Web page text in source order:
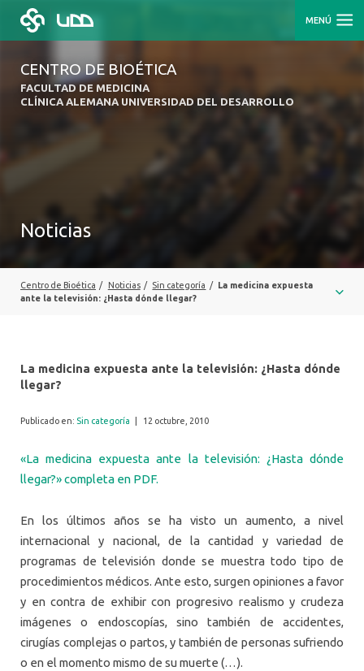
MENÚ
CENTRO DE BIOÉTICA
FACULTAD DE MEDICINA
CLÍNICA ALEMANA UNIVERSIDAD DEL DESARROLLO
Noticias
Centro de Bioética / Noticias / Sin categoría /
La medicina expuesta
ante la televisión: ¿Hasta dónde llegar?
La medicina expuesta ante la televisión: ¿Hasta dónde
llegar?
Publicado en: Sin categoría 12 octubre, 2010
«La medicina expuesta ante la televisión: ¿Hasta dónde
llegar?» completa en PDF.
En los últimos años se ha visto un aumento, a nivel
internacional y nacional, de la cantidad y variedad de
programas de televisión donde se muestra todo tipo de
procedimientos médicos. Ante esto, surgen opiniones a favor
y en contra de exhibir con progresivo realismo y crudeza
imágenes o endoscopías, sino también de accidentes,
cirugías complejas o partos, y también de personas sufriendo
o en el momento mismo de su muerte (…).